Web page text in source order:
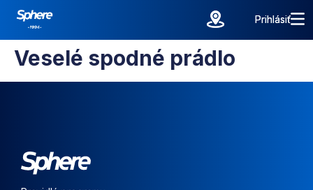
Prihlásiť
Prihlásiť
Veselé spodné prádlo